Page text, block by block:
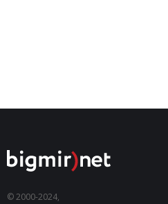
© 2000-2024,